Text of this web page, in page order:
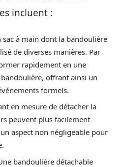
incluent :
sac à main dont la bandoulière
de diverses manières. Par
rapidement en une
offrant ainsi un
formels.
en mesure de détacher la
peuvent plus facilement
aspect non négligeable pour
bandoulière détachable